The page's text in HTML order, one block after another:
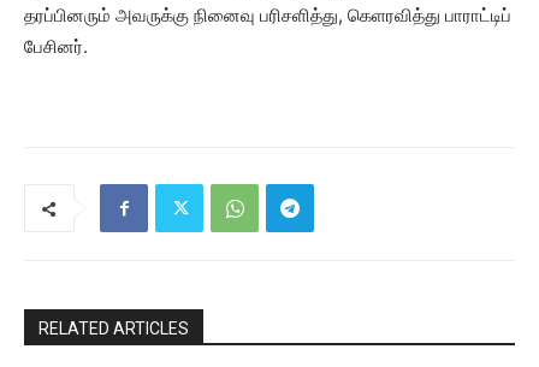
தரப்பினரும் அவருக்கு நினைவு பரிசளித்து, கெளரவித்து பாராட்டிப்
பேசினர்.
RELATED ARTICLES